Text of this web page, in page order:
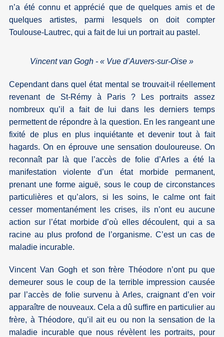
n’a été connu et apprécié que de quelques amis et de
quelques artistes, parmi lesquels on doit compter
Toulouse-Lautrec, qui a fait de lui un portrait au pastel.
Vincent van Gogh - « Vue d’Auvers-sur-Oise »
Cependant dans quel état mental se trouvait-il réellement
revenant de St-Rémy à Paris ? Les portraits assez
nombreux qu’il a fait de lui dans les derniers temps
permettent de répondre à la question. En les rangeant une
fixité de plus en plus inquiétante et devenir tout à fait
hagards. On en éprouve une sensation douloureuse. On
reconnaît par là que l’accès de folie d’Arles a été la
manifestation violente d’un état morbide permanent,
prenant une forme aiguë, sous le coup de circonstances
particulières et qu’alors, si les soins, le calme ont fait
cesser momentanément les crises, ils n’ont eu aucune
action sur l’état morbide d’où elles découlent, qui a sa
racine au plus profond de l’organisme. C’est un cas de
maladie incurable.
Vincent Van Gogh et son frère Théodore n’ont pu que
demeurer sous le coup de la terrible impression causée
par l’accès de folie survenu à Arles, craignant d’en voir
apparaître de nouveaux. Cela a dû suffire en particulier au
frère, à Théodore, qu’il ait eu ou non la sensation de la
maladie incurable que nous révèlent les portraits, pour